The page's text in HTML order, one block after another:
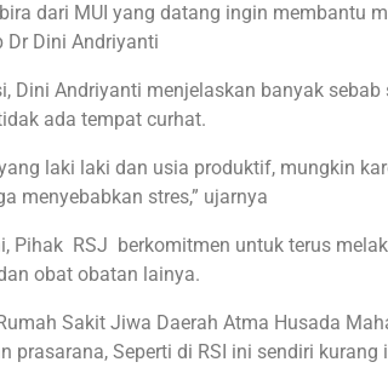
dari MUI yang datang ingin membantu
Dr Dini Andriyanti
Dini Andriyanti menjelaskan banyak sebab
ada tempat curhat.
laki laki dan usia produktif, mungkin
menyebabkan stres,” ujarnya
Pihak RSJ berkomitmen untuk terus
obat obatan lainya.
Sakit Jiwa Daerah Atma Husada
prasarana, Seperti di RSI ini sendiri kurang